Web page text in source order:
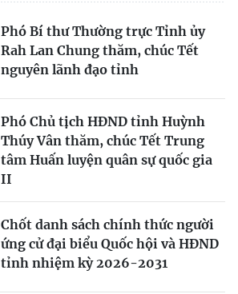
Phó Bí thư Thường trực Tỉnh ủy
Rah Lan Chung thăm, chúc Tết
nguyên lãnh đạo tỉnh
Phó Chủ tịch HĐND tỉnh Huỳnh
Thúy Vân thăm, chúc Tết Trung
tâm Huấn luyện quân sự quốc gia
II
Chốt danh sách chính thức người
ứng cử đại biểu Quốc hội và HĐND
tỉnh nhiệm kỳ 2026-2031